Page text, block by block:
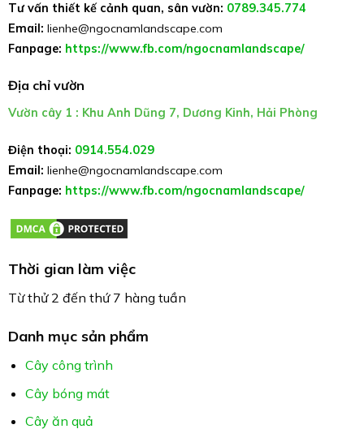
Tư vấn thiết kế cảnh quan, sân vườn: 0789.345.774
Email: lienhe@ngocnamlandscape.com
Fanpage: https://www.fb.com/ngocnamlandscape/
Địa chỉ vườn
Vườn cây 1 : Khu Anh Dũng 7, Dương Kinh, Hải Phòng
Điện thoại: 0914.554.029
Email: lienhe@ngocnamlandscape.com
Fanpage: https://www.fb.com/ngocnamlandscape/
Thời gian làm việc
Từ thử 2 đến thứ 7 hàng tuần
Danh mục sản phẩm
Cây công trình
Cây bóng mát
Cây ăn quả